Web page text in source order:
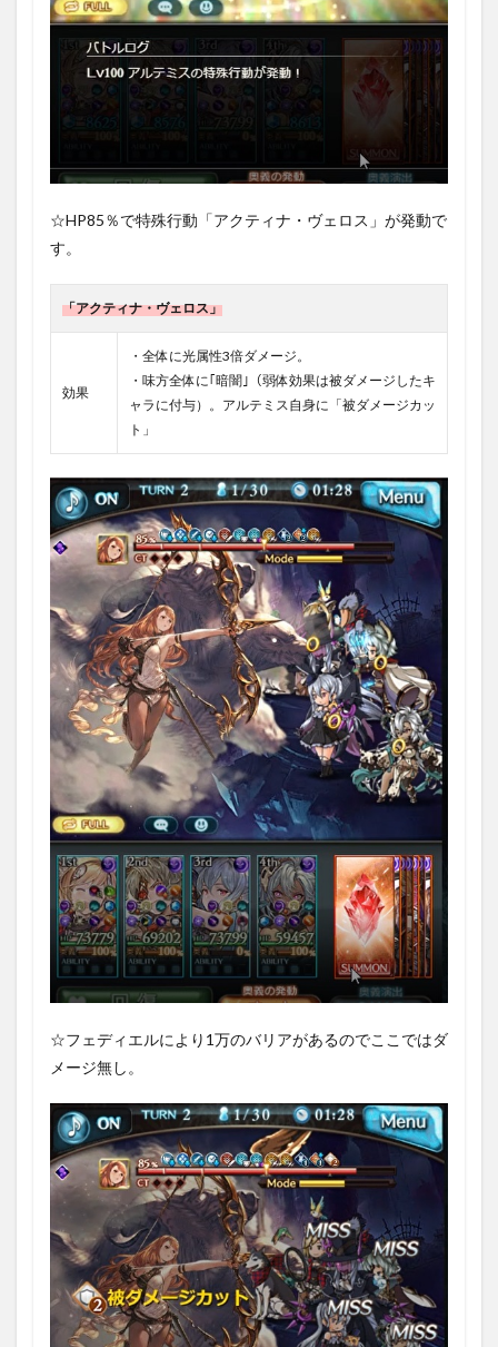
☆HP85％で特殊行動「アクティナ・ヴェロス」が発動で
す。
「アクティナ・ヴェロス」
効果
・全体に光属性3倍ダメージ。
・味方全体に｢暗闇｣（弱体効果は被ダメージしたキ
ャラに付与）。アルテミス自身に「被ダメージカッ
ト」
☆フェディエルにより1万のバリアがあるのでここではダ
メージ無し。